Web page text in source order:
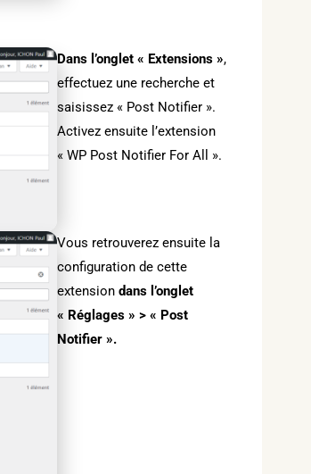
Dans l’onglet « Extensions »,
effectuez une recherche et
saisissez « Post Notifier ».
Activez ensuite l’extension
« WP Post Notifier For All ».
Vous retrouverez ensuite la
configuration de cette
extension dans l’onglet
« Réglages » > « Post
Notifier ».